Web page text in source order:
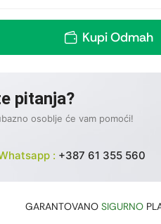
Kupi Odmah
pitanja?
osoblje će vam pomoći!
: +387 61 355 560
GARANTOVANO SIGURNO